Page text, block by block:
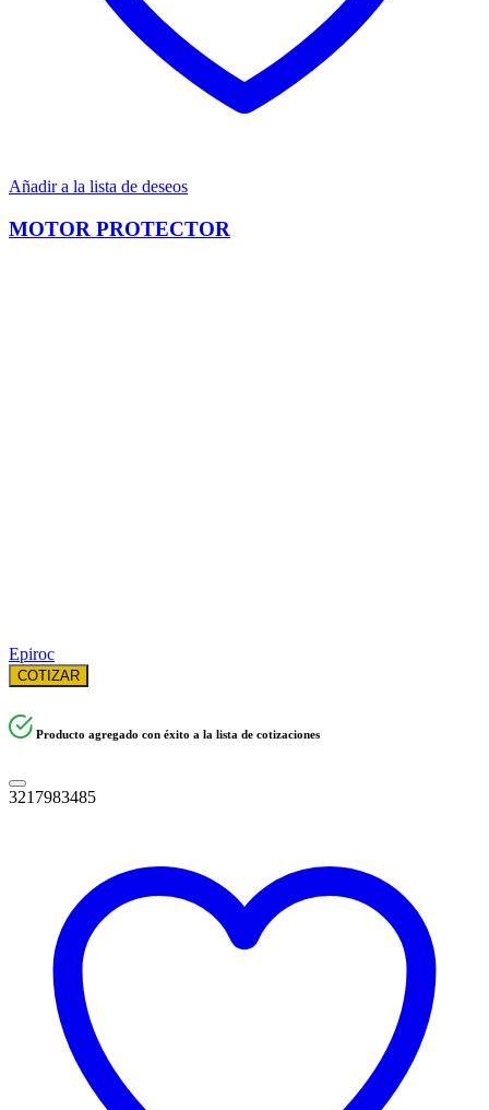
Añadir a la lista de deseos
MOTOR PROTECTOR
Epiroc
COTIZAR
Producto agregado con éxito a la lista de cotizaciones
3217983485